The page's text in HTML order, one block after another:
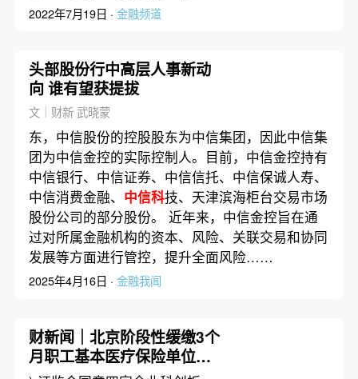
2022年7月19日 · 金融频道
头部股份行中高层人事新动
向 谁有望获提拔
文｜财新 武晓蒙
东，中信股份的控股股东为中信集团，因此中信集
团为中信金控的实际控制人。目前，中信金控持有
中信银行、中信证券、中信信托、中信保诚人寿、
中信消费金融、 中信科技、天津滨海柜台交易市场
股份公司的部分股份。 近年来，中信金控旨在通
过对所属金融机构的资本、风险、关联交易和协同
发展等方面进行管控，提升全面风险……
2025年4月16日 · 金融我闻
财新闻｜北京阶段性缓缴3个
月职工基本医疗保险单位缴